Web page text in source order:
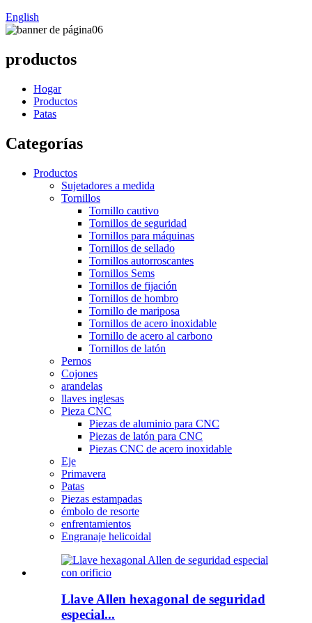
English
productos
Hogar
Productos
Patas
Categorías
Productos
Sujetadores a medida
Tornillos
Tornillo cautivo
Tornillos de seguridad
Tornillos para máquinas
Tornillos de sellado
Tornillos autorroscantes
Tornillos Sems
Tornillos de fijación
Tornillos de hombro
Tornillo de mariposa
Tornillos de acero inoxidable
Tornillo de acero al carbono
Tornillos de latón
Pernos
Cojones
arandelas
llaves inglesas
Pieza CNC
Piezas de aluminio para CNC
Piezas de latón para CNC
Piezas CNC de acero inoxidable
Eje
Primavera
Patas
Piezas estampadas
émbolo de resorte
enfrentamientos
Engranaje helicoidal
Llave Allen hexagonal de seguridad
especial...